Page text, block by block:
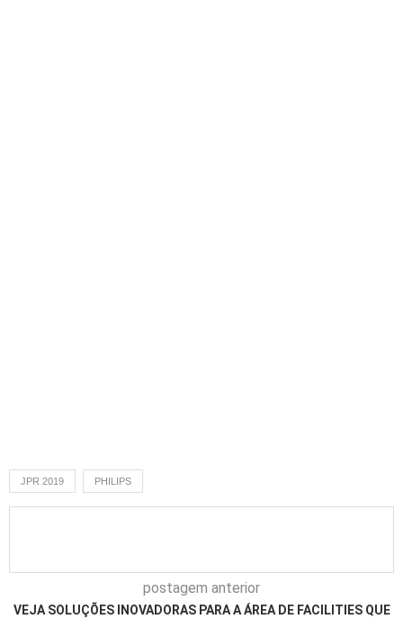
JPR 2019 PHILIPS
postagem anterior
VEJA SOLUÇÕES INOVADORAS PARA A ÁREA DE FACILITIES QUE